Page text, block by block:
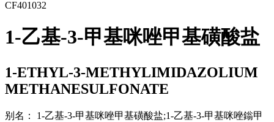
CF401032
1-乙基-3-甲基咪唑甲基磺酸盐
1-ETHYL-3-METHYLIMIDAZOLIUM
METHANESULFONATE
别名：
1-乙基-3-甲基咪唑甲基磺酸盐;1-乙基-3-甲基咪唑鎓甲